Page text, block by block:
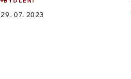
29. 07. 2023